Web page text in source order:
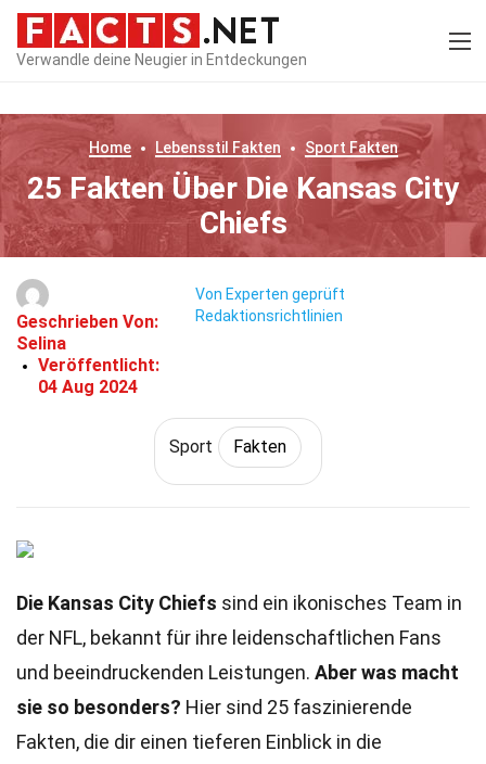
Verwandle deine Neugier in Entdeckungen
Home Lebensstil Fakten Sport Fakten
25 Fakten Über Die Kansas City
Chiefs
Geschrieben Von:
Selina
Veröffentlicht:
04 Aug 2024
Von Experten geprüft
Redaktionsrichtlinien
Sport Fakten
Die Kansas City Chiefs sind ein ikonisches Team in
der NFL, bekannt für ihre leidenschaftlichen Fans
und beeindruckenden Leistungen. Aber was macht
sie so besonders? Hier sind 25 faszinierende
Fakten, die dir einen tieferen Einblick in die